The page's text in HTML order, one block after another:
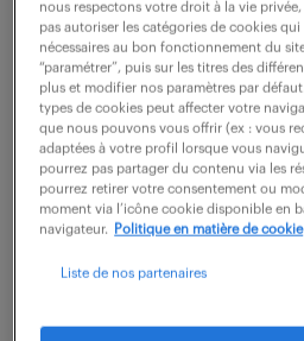
la performance globale de la
environnement complexe et
intervenez au cœur des flux
voir l'offre
adjoint pmo (h/f)
11 juin 2026
nous respectons votre droit à la vie
pas autoriser les catégories de cookies
nécessaires au bon fonctionnement du
“paramétrer”, puis sur les titres des
plus et modifier nos paramètres par
types de cookies peut affecter votre
que nous pouvons vous offrir (ex : vous
adaptées à votre profil lorsque vous
pourrez pas partager du contenu via les
pourrez retirer votre consentement ou
moment via l’icône cookie disponible en
navigateur.
Politique en matière de cookie
Liste de nos partenaires